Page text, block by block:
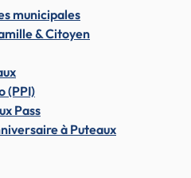
municipales
& Citoyen
(PPI)
Pass
à Puteaux